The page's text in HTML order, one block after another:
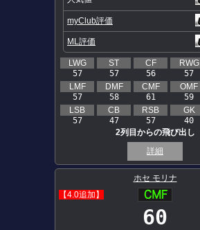
myClub評価
ML評価
LWG
57
ST
57
CF
56
RWG
57
LMF
57
DMF
58
CMF
61
OMF
59
LSB
57
CB
47
RSB
57
GK
40
2列目からの飛び出し
詳細
ホセ モリナ
【4.0追加】
60